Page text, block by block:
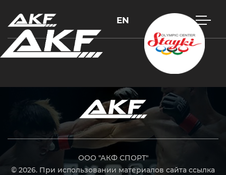
EN
ООО "АКФ СПОРТ"
© 2026. При использовании материалов сайта ссылка
Нажмите Enter для поиска или Esc, чтобы закрыть